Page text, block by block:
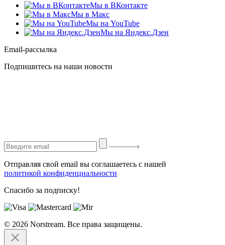
Мы в ВКонтакте
Мы в Макс
Мы на YouTube
Мы на Яндекс.Дзен
Email-рассылка
Подпишитесь на наши новости
Отправляя свой email вы соглашаетесь с нашей
политикой конфиденциальности
Спасибо за подписку!
© 2026 Norstream. Все права защищены.